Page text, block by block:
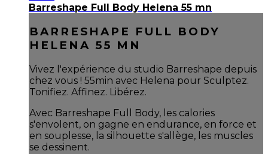
Barreshape Full Body Helena 55 mn
BARRESHAPE FULL BODY
HELENA 55 MN
Vivez l'expérience du studio Barreshape depuis
chez vous ! 55min avec Helena pour Sculptez.
Tonifiez. Affinez. Libérez.
Avec Barreshape Full Body, les calories
s'envolent, on gagne en endurance, en force et
en souplesse, la silhouette s'allège, les muscles
se dessinent.